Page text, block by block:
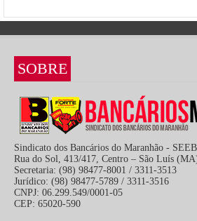
SOBRE
Sindicato dos Bancários do Maranhão -
Rua do Sol, 413/417, Centro – São Luís
Secretaria: (98) 98477-8001 / 3311-3513
Jurídico: (98) 98477-5789 / 3311-3516
CNPJ: 06.299.549/0001-05
CEP: 65020-590